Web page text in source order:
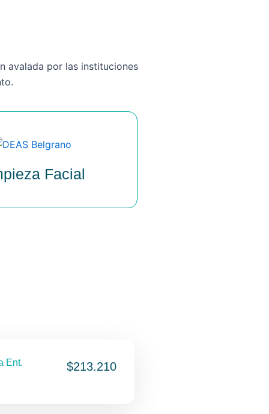
avalada por las instituciones
Facial
Ent. $213.210